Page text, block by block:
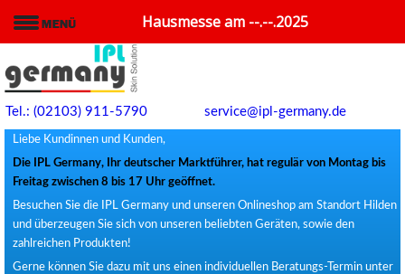
Hausmesse am --.--.2025
Tel.: (02103) 911-5790 service@ipl-germany.de
Liebe Kundinnen und Kunden,
Die IPL Germany, Ihr deutscher Marktführer, hat regulär von Montag bis
Freitag zwischen 8 bis 17 Uhr geöffnet.
Besuchen Sie die IPL Germany und unseren Onlineshop am Standort Hilden
und überzeugen Sie sich von unseren beliebten Geräten, sowie den
zahlreichen Produkten!
Gerne können Sie dazu mit uns einen individuellen Beratungs-Termin unter